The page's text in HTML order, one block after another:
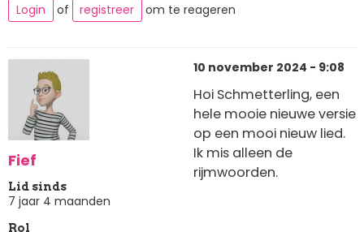
Login of registreer om te reageren
Fief
Lid sinds
7 jaar 4 maanden
Rol
10 november 2024 - 9:08
Hoi Schmetterling, een
hele mooie nieuwe versie
op een mooi nieuw lied.
Ik mis alleen de
rijmwoorden.